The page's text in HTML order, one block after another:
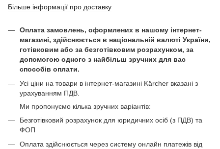
Більше інформації про доставку
Оплата замовлень, оформлених в нашому інтернет-
магазині, здійснюється в національній валюті України,
готівковим або за безготівковим розрахунком, за
допомогою одного з найбільш зручних для вас
способів оплати.
Усі ціни на товари в інтернет-магазині Kärcher вказані з
урахуванням ПДВ.
Ми пропонуємо кілька зручних варіантів:
Безготівковий розрахунок для юридичних осіб (з ПДВ) та
ФОП
Оплата здійснюється через систему онлайн платежів від